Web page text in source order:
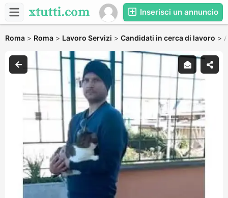
Inserisci un annuncio
Roma > Roma > Lavoro Servizi > Candidati in cerca di lavoro >